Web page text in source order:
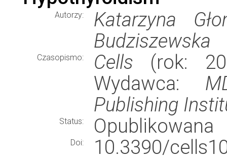
Autorzy:
Katarzyna
Budziszewska
Czasopismo: Cells (rok:
Wydawca:
Publishing
Status: Opublikowana
Doi: 10.3390/